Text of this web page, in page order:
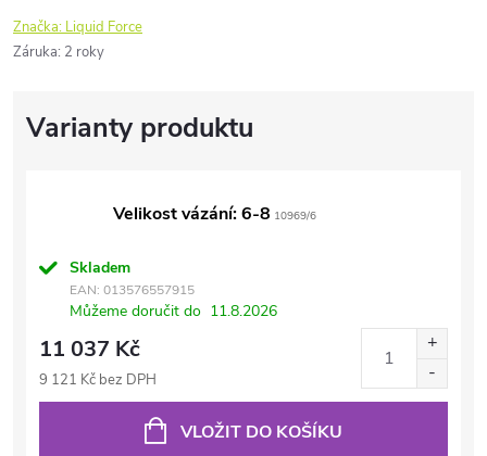
Značka: Liquid Force
Záruka: 2 roky
Velikost vázání: 6-8 10969/6
Skladem
EAN: 013576557915
Můžeme doručit do 11.8.2026
11 037 Kč
9 121 Kč bez DPH
VLOŽIT DO KOŠÍKU